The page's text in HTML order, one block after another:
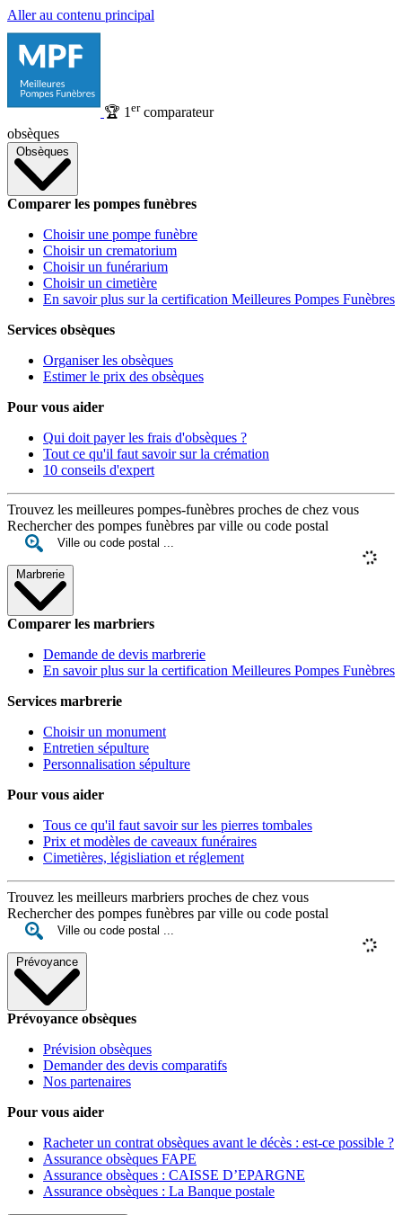
Aller au contenu principal
🏆 1 ercomparateur
obsèques
Obsèques
Comparer les pompes funèbres
Choisir une pompe funèbre
Choisir un crematorium
Choisir un funérarium
Choisir un cimetière
En savoir plus sur la certification Meilleures Pompes Funèbres
Services obsèques
Organiser les obsèques
Estimer le prix des obsèques
Pour vous aider
Qui doit payer les frais d'obsèques ?
Tout ce qu'il faut savoir sur la crémation
10 conseils d'expert
Trouvez les meilleures pompes-funèbres proches de chez vous
Rechercher des pompes funèbres par ville ou code postal
Marbrerie
Comparer les marbriers
Demande de devis marbrerie
En savoir plus sur la certification Meilleures Pompes Funèbres
Services marbrerie
Choisir un monument
Entretien sépulture
Personnalisation sépulture
Pour vous aider
Tous ce qu'il faut savoir sur les pierres tombales
Prix et modèles de caveaux funéraires
Cimetières, législiation et réglement
Trouvez les meilleurs marbriers proches de chez vous
Rechercher des pompes funèbres par ville ou code postal
Prévoyance
Prévoyance obsèques
Prévision obsèques
Demander des devis comparatifs
Nos partenaires
Pour vous aider
Racheter un contrat obsèques avant le décès : est-ce possible ?
Assurance obsèques FAPE
Assurance obsèques : CAISSE D’EPARGNE
Assurance obsèques : La Banque postale